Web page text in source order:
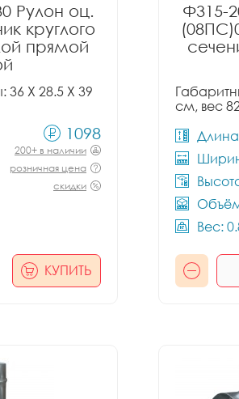
Рулон оц.
круглого
прямой
X 28.5 X 39
1098
200+ в наличии
розничная цена
скидки
КУПИТЬ
Ф315-
см, вес
Вес: